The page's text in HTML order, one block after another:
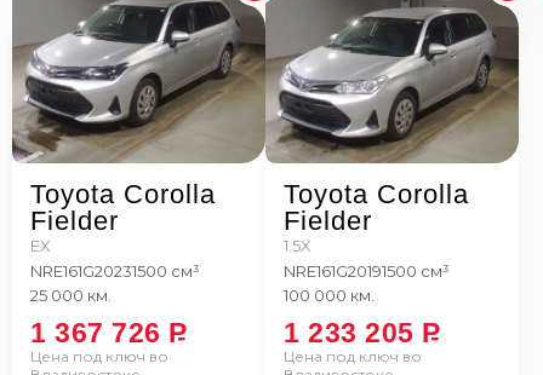
Toyota Corolla
Fielder
EX
NRE161G20231500 см³
25 000 км.
Цена под ключ во
1 367 726 P
Toyota Corolla
Fielder
1.5X
NRE161G20191500 см³
100 000 км.
Цена под ключ во
1 233 205 P